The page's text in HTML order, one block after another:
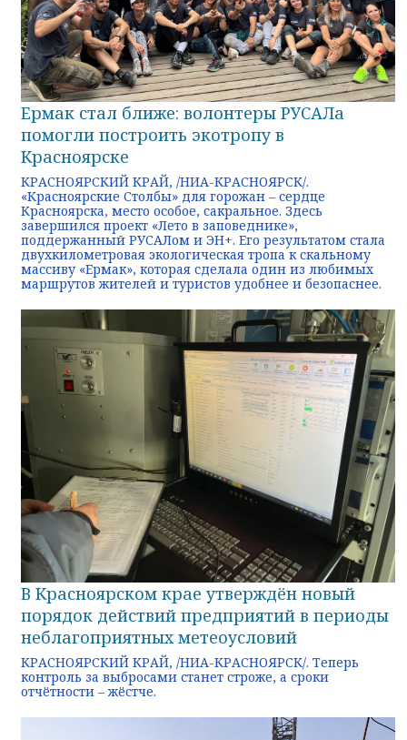
Ермак стал ближе: волонтеры РУСАЛа
помогли построить экотропу в
Красноярске
КРАСНОЯРСКИЙ КРАЙ, /НИА-КРАСНОЯРСК/.
«Красноярские Столбы» для горожан – сердце
Красноярска, место особое, сакральное. Здесь
завершился проект «Лето в заповеднике»,
поддержанный РУСАЛом и ЭН+. Его результатом стала
двухкилометровая экологическая тропа к скальному
массиву «Ермак», которая сделала один из любимых
маршрутов жителей и туристов удобнее и безопаснее.
В Красноярском крае утверждён новый
порядок действий предприятий в периоды
неблагоприятных метеоусловий
КРАСНОЯРСКИЙ КРАЙ, /НИА-КРАСНОЯРСК/. Теперь
контроль за выбросами станет строже, а сроки
отчётности – жёстче.